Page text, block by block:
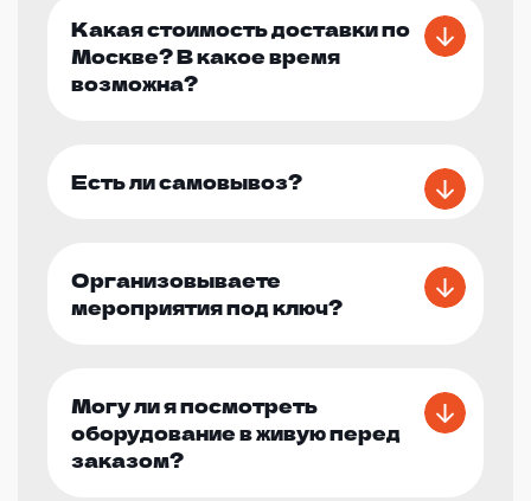
Какая стоимость доставки по
Москве? В какое время
возможна?
Есть ли самовывоз?
Организовываете
мероприятия под ключ?
Могу ли я посмотреть
оборудование в живую перед
заказом?